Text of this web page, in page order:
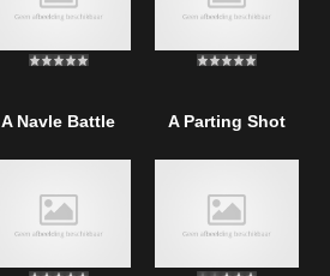
A Navle Battle A Parting Shot